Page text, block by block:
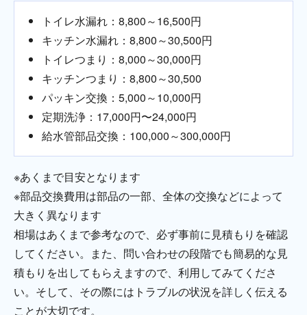
トイレ水漏れ：8,800～16,500円
キッチン水漏れ：8,800～30,500円
トイレつまり：8,000～30,000円
キッチンつまり：8,800～30,500
パッキン交換：5,000～10,000円
定期洗浄：17,000円〜24,000円
給水管部品交換：100,000～300,000円
※あくまで目安となります
※部品交換費用は部品の一部、全体の交換などによって
大きく異なります
相場はあくまで参考なので、必ず事前に見積もりを確認
してください。また、問い合わせの段階でも簡易的な見
積もりを出してもらえますので、利用してみてくださ
い。そして、その際にはトラブルの状況を詳しく伝える
ことが大切です。